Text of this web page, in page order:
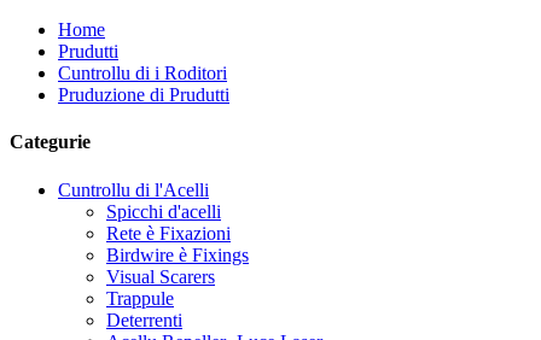
Home
Prudutti
Cuntrollu di i Roditori
Pruduzione di Prudutti
Categurie
Cuntrollu di l'Acelli
Spicchi d'acelli
Rete è Fixazioni
Birdwire è Fixings
Visual Scarers
Trappule
Deterrenti